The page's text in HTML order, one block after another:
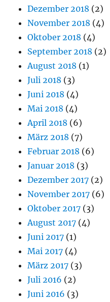
Dezember 2018 (2)
November 2018 (4)
Oktober 2018 (4)
September 2018 (2)
August 2018 (1)
Juli 2018 (3)
Juni 2018 (4)
Mai 2018 (4)
April 2018 (6)
März 2018 (7)
Februar 2018 (6)
Januar 2018 (3)
Dezember 2017 (2)
November 2017 (6)
Oktober 2017 (3)
August 2017 (4)
Juni 2017 (1)
Mai 2017 (4)
März 2017 (3)
Juli 2016 (2)
Juni 2016 (3)